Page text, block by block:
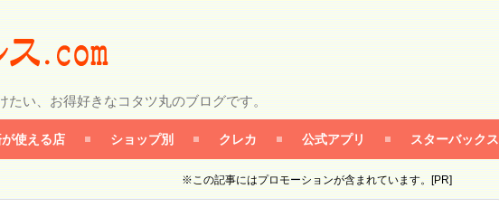
たい、お得好きなコタツ丸のブログです。
使える店 ショップ別 クレカ 公式アプリ スターバックス
※この記事にはプロモーションが含まれています。[PR]